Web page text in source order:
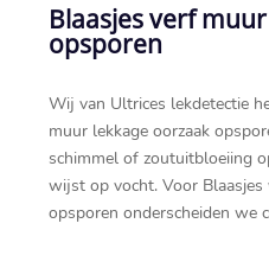
Blaasjes verf
opsporen
Wij van Ultrices lekdetectie
muur lekkage oorzaak
schimmel of zoutuitbloeiing
wijst op vocht.​ Voor
opsporen onderscheiden we